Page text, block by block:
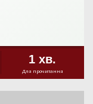
1 хв.
Для прочитання